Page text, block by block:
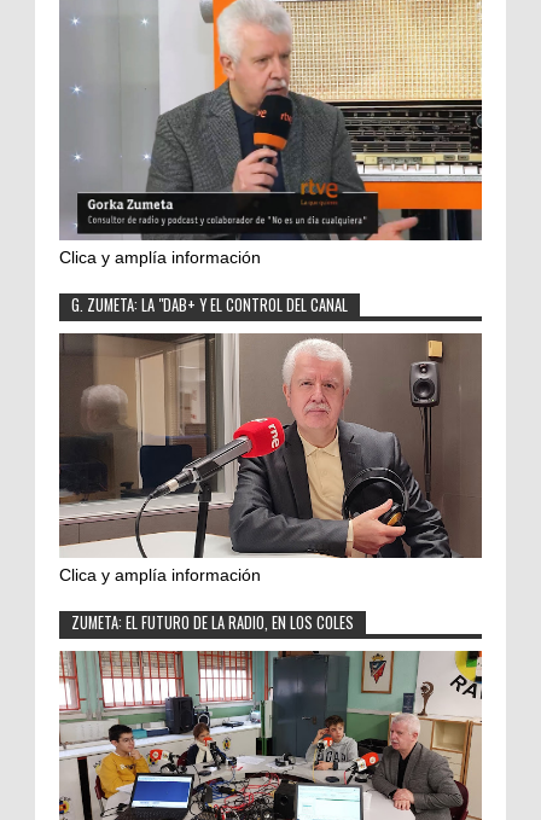
Clica y amplía información
G. ZUMETA: LA "DAB+ Y EL CONTROL DEL CANAL
Clica y amplía información
ZUMETA: EL FUTURO DE LA RADIO, EN LOS COLES